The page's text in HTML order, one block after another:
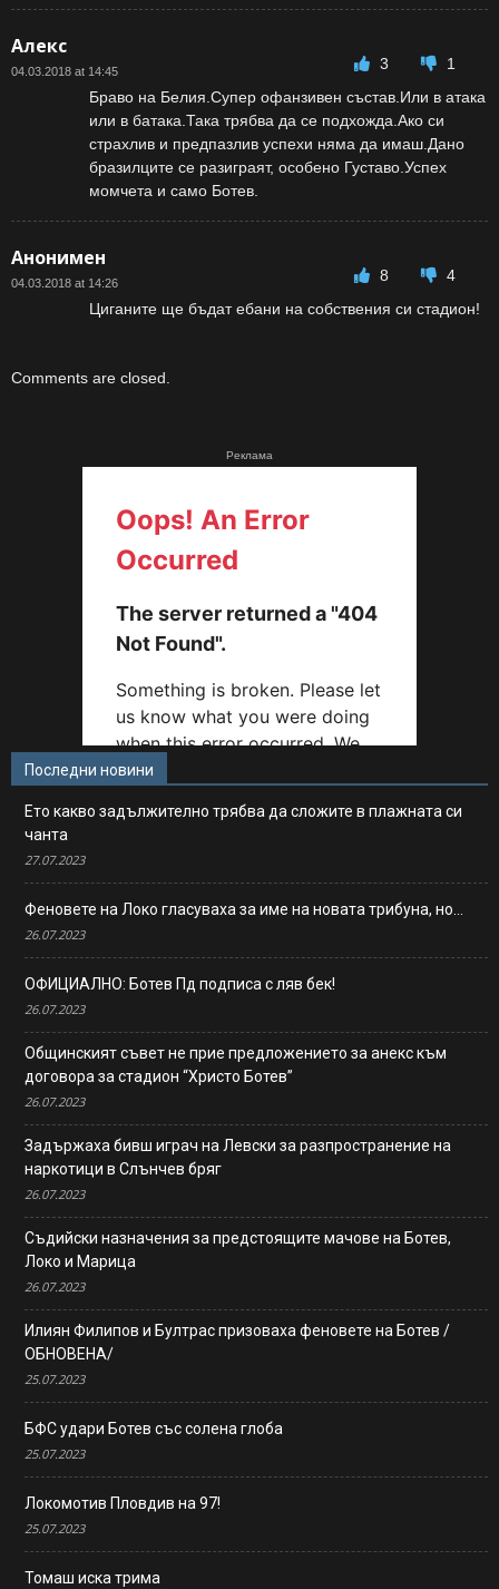
Алекс
04.03.2018 at 14:45 3
1
Браво на Белия.Супер офанзивен състав.Или в атака
или в батака.Така трябва да се подхожда.Ако си
страхлив и предпазлив успехи няма да имаш.Дано
бразилците се разиграят, особено Густаво.Успех
момчета и само Ботев.
Анонимен
04.03.2018 at 14:26 8
4
Циганите ще бъдат ебани на собствения си стадион!
Comments are closed.
Реклама
Последни новини
Ето какво задължително трябва да сложите в плажната си
чанта
27.07.2023
Феновете на Локо гласуваха за име на новата трибуна, но…
26.07.2023
ОФИЦИАЛНО: Ботев Пд подписа с ляв бек!
26.07.2023
Общинският съвет не прие предложението за анекс към
договора за стадион “Христо Ботев”
26.07.2023
Задържаха бивш играч на Левски за разпространение на
наркотици в Слънчев бряг
26.07.2023
Съдийски назначения за предстоящите мачове на Ботев,
Локо и Марица
26.07.2023
Илиян Филипов и Бултрас призоваха феновете на Ботев /
ОБНОВЕНА/
25.07.2023
БФС удари Ботев със солена глоба
25.07.2023
Локомотив Пловдив на 97!
25.07.2023
Томаш иска трима